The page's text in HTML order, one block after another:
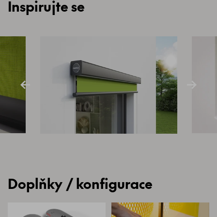
Inspirujte se
Doplňky / konfigurace